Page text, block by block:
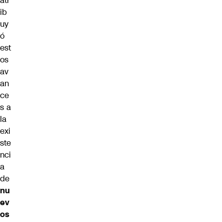
ib
uy
ó
est
os
av
an
ce
s a
la
exi
ste
nci
a
de
nu
ev
os